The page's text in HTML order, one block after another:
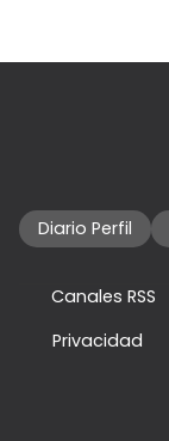
Diario Perfil
Canales RSS
Privacidad